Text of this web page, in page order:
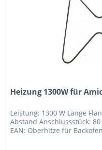
Heizung 1300W für
Leistung: 1300 W Länge
Abstand Anschlussstück:
EAN: Oberhitze für